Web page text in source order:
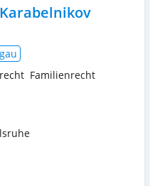
Familienrecht